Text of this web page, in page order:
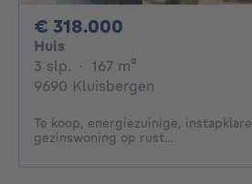
€ 318.000
Huis
3 slp. 3 slaapkamers
· 167 m²
9690 Kluisbergen
Te koop, energiezuinige, instapklare
gezinswoning op rust...